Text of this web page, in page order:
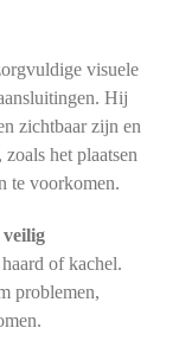
visuele
Hij
zichtbaar zijn en
het plaatsen
te voorkomen.
veilig
of kachel.
problemen,